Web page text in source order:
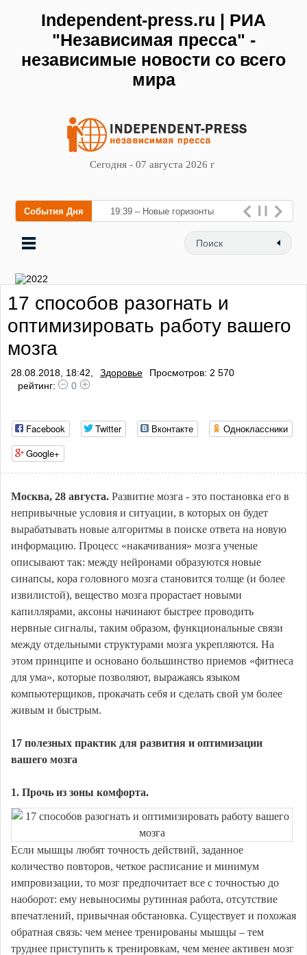
Independent-press.ru | РИА
"Независимая пресса" -
независимые новости со всего
мира
Сегодня - 07 августа 2026 г
События Дня 19:39 – Новые горизонты
флебологии: в Москве
открылся «Городской центр
заболеваний вен и
профилактики тромбоза
17 способов разогнать и
оптимизировать работу вашего
мозга
28.08.2018, 18:42, Здоровье
Просмотров: 2 570
рейтинг:
0
Facebook Twitter Вконтакте
Одноклассники
Google+
Москва, 28 августа. Развитие мозга - это постановка его в
непривычные условия и ситуации, в которых он будет
вырабатывать новые алгоритмы в поиске ответа на новую
информацию. Процесс «накачивания» мозга ученые
описывают так: между нейронами образуются новые
синапсы, кора головного мозга становится толще (и более
извилистой), вещество мозга прорастает новыми
капиллярами, аксоны начинают быстрее проводить
нервные сигналы, таким образом, функциональные связи
между отдельными структурами мозга укрепляются. На
этом принципе и основано большинство приемов «фитнеса
для ума», которые позволяют, выражаясь языком
компьютерщиков, прокачать себя и сделать свой ум более
живым и быстрым.
17 полезных практик для развития и оптимизации
вашего мозга
1. Прочь из зоны комфорта.
Если мышцы любят точность действий, заданное
количество повторов, четкое расписание и минимум
импровизации, то мозг предпочитает все с точностью до
наоборот: ему невыносимы рутинная работа, отсутствие
впечатлений, привычная обстановка. Существует и похожая
обратная связь: чем менее тренированы мышцы – тем
труднее приступить к тренировкам, чем менее активен мозг